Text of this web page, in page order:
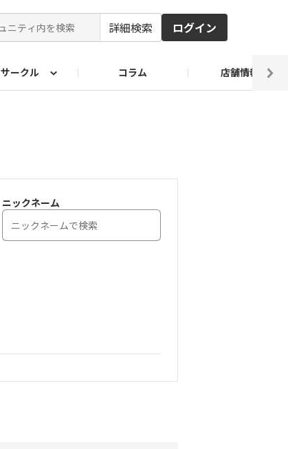
詳細検索 ログイン
サークル コラム 店舗情報
ニックネーム